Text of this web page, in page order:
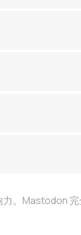
。Mastodon 完